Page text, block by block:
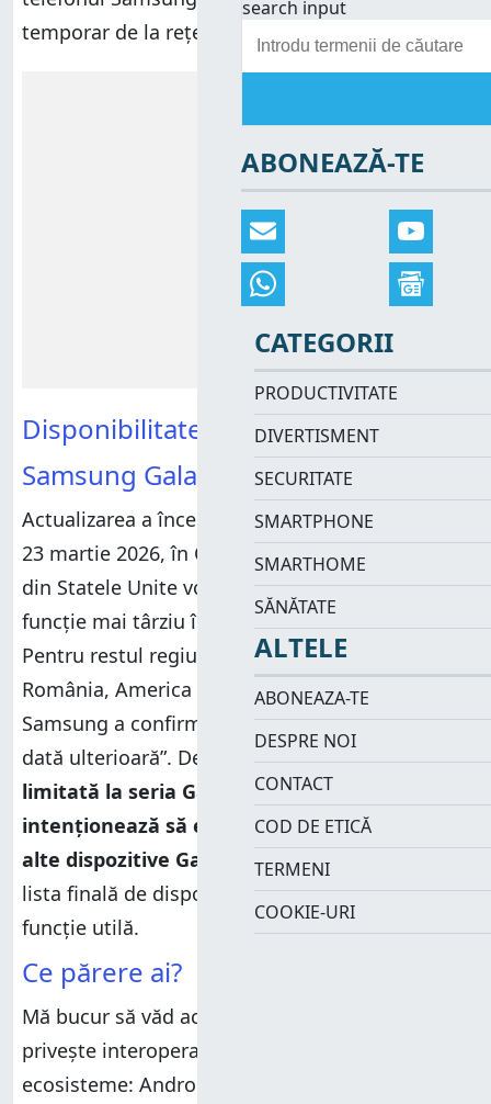
temporar de la rețelele Wi-Fi.
Disponibilitatea AirDrop pe
Samsung Galaxy
Actualizarea a început să fie distribuită astăzi,
23 martie 2026, în Coreea de Sud. Utilizatorii
din Statele Unite vor primi acces la această
funcție mai târziu în cursul acestei săptămâni.
Pentru restul regiunilor, inclusiv Europa și
România, America Latină și Asia de Sud-Est,
Samsung a confirmat că AirDrop va sosi „la o
dată ulterioară”. Deși
inițial funcția este
limitată la seria Galaxy S26, compania
intenționează să extindă suportul și către
alte dispozitive Galaxy
. Sunt curios care va fi
lista finală de dispozitive care vor primi această
funcție utilă.
Ce părere ai?
Mă bucur să văd acest progres în ceea ce
privește interoperabilitatea între cele două
ecosisteme: Android și iOS. Și sper că
search input
ABONEAZĂ-TE
CATEGORII
PRODUCTIVITATE
DIVERTISMENT
SECURITATE
SMARTPHONE
SMARTHOME
SĂNĂTATE
ALTELE
ABONEAZA-TE
DESPRE NOI
CONTACT
COD DE ETICĂ
TERMENI
COOKIE-URI